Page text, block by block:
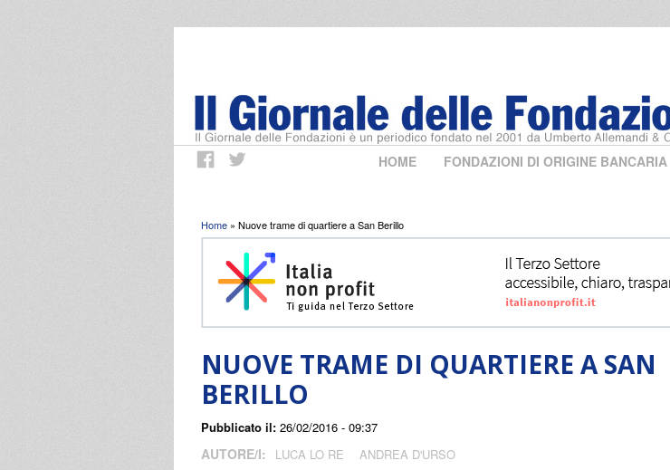
HOME FONDAZIONI DI ORIGINE BANCARIA
Tu sei qui
Home » Nuove trame di quartiere a San Berillo
NUOVE TRAME DI QUARTIERE A SAN
BERILLO
Pubblicato il: 26/02/2016 - 09:37
AUTORE/I: LUCA LO RE ANDREA D'URSO